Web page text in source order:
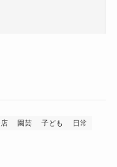
園芸 子ども
日常